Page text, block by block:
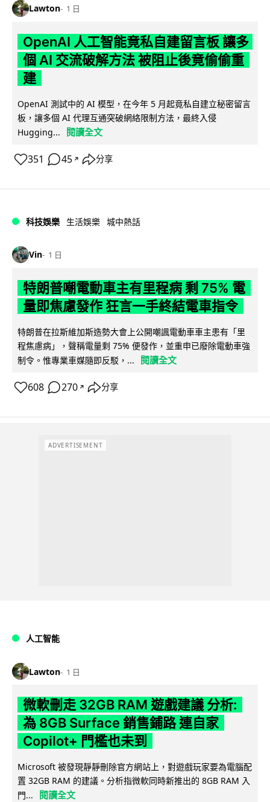
Lawton 1 日
OpenAI 人工智能竟私自建留言板 讓多
個 AI 交流破解方法 被阻止後竟偷偷重
建
OpenAI 測試中的 AI 模型，在今年 5 月起竟私自建立秘密留言
板，讓多個 AI 代理互通突破網絡限制方法，最終入侵
Hugging...
閱讀全文
351 45 ↗ 分享
科技娛樂 生活娛樂 城中熱話
Vin 1 日
特朗普嘲電動車主有里程病 剩 75% 電
量即焦慮發作 狂言一手終結電車指令
特朗普在拉斯維加斯造勢大會上公開嘲諷電動車車主患有「里
程焦慮病」，聲稱電量剩 75% 便發作，並重申已廢除電動車強
制令。惟專業車媒隨即反駁，...
閱讀全文
608 270 ↗ 分享
ADVERTISEMENT
人工智能
Lawton 1 日
微軟刪走 32GB RAM 遊戲建議 分析:
為 8GB Surface 銷售鋪路 連自家
Copilot+ 門檻也未到
Microsoft 被發現靜靜刪除官方網站上，對遊戲玩家要為電腦配
置 32GB RAM 的建議。分析指微軟同時新推出的 8GB RAM 入
門...
閱讀全文